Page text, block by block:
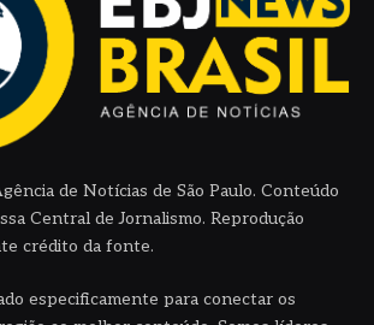
de Notícias de São Paulo. Conteúdo
Central de Jornalismo. Reprodução
crédito da fonte.
especificamente para conectar os